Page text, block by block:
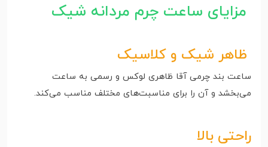
مزایای ساعت چرم مردانه شیک
ظاهر شیک و کلاسیک
ساعت بند چرمی آقا ظاهری لوکس و رسمی به ساعت
می‌بخشد و آن را برای مناسبت‌های مختلف مناسب می‌کند.
راحتی بالا